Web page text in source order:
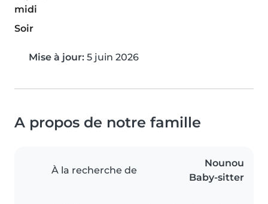
midi
Soir
Mise à jour: 5 juin 2026
A propos de notre famille
À la recherche de
Nounou
Baby-sitter